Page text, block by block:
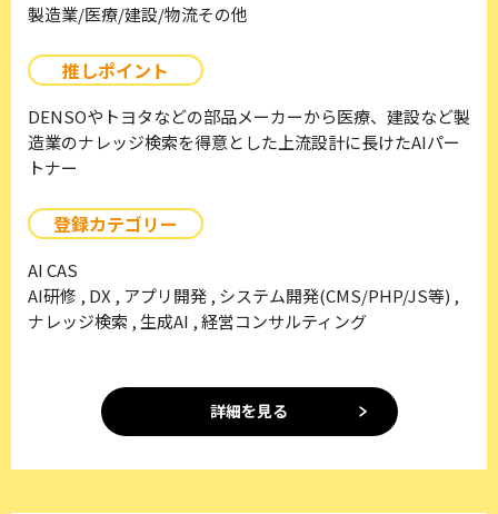
製造業/医療/建設/物流その他
推しポイント
DENSOやトヨタなどの部品メーカーから医療、建設など製
造業のナレッジ検索を得意とした上流設計に長けたAIパー
トナー
登録カテゴリー
AI CAS
AI研修 , DX , アプリ開発 , システム開発(CMS/PHP/JS等) ,
ナレッジ検索 , 生成AI , 経営コンサルティング
詳細を見る